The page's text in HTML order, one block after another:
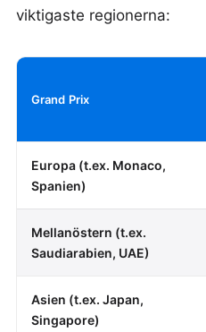
viktigaste regionerna:
Grand Prix
Europa (t.ex. Monaco,
Spanien)
Mellanöstern (t.ex.
Saudiarabien, UAE)
Asien (t.ex. Japan,
Singapore)